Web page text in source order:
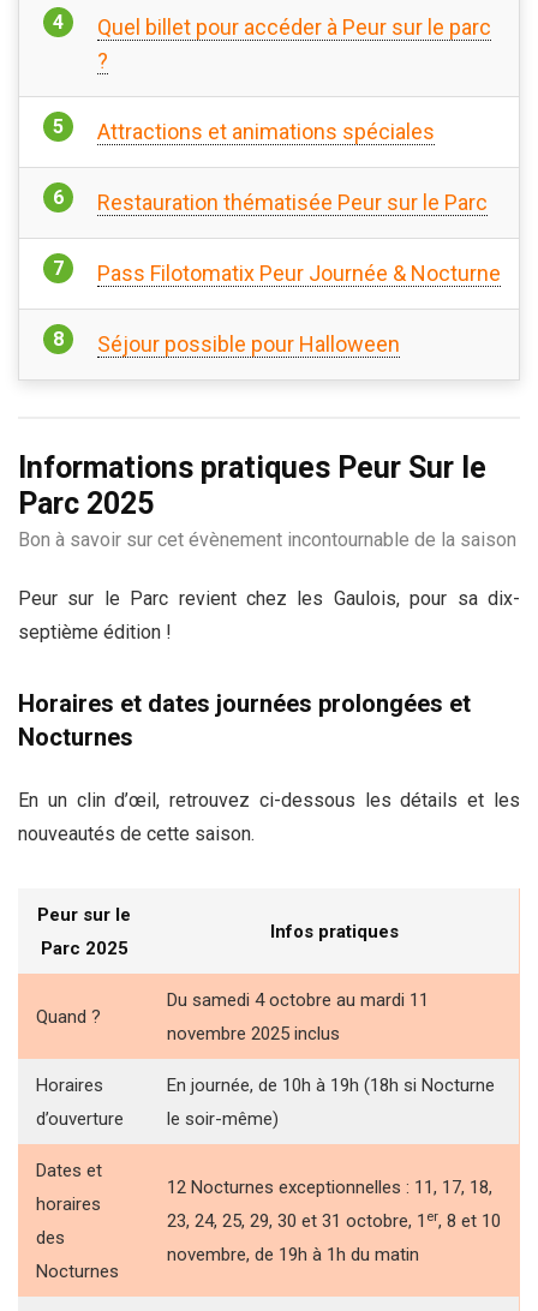
Quel billet pour accéder à Peur sur le parc
?
Attractions et animations spéciales
Restauration thématisée Peur sur le Parc
Pass Filotomatix Peur Journée & Nocturne
Séjour possible pour Halloween
Informations pratiques Peur Sur le
Parc 2025
Bon à savoir sur cet évènement incontournable de la saison
Peur sur le Parc revient chez les Gaulois, pour sa dix-
septième édition !
Horaires et dates journées prolongées et
Nocturnes
En un clin d’œil, retrouvez ci-dessous les détails et les
nouveautés de cette saison.
Peur sur le
Parc 2025
Infos pratiques
Quand ?
Du samedi 4 octobre au mardi 11
novembre 2025 inclus
Horaires
d’ouverture
En journée, de 10h à 19h (18h si Nocturne
le soir-même)
Dates et
horaires
des
Nocturnes
12 Nocturnes exceptionnelles : 11, 17, 18,
23, 24, 25, 29, 30 et 31 octobre, 1 er, 8 et 10
novembre, de 19h à 1h du matin